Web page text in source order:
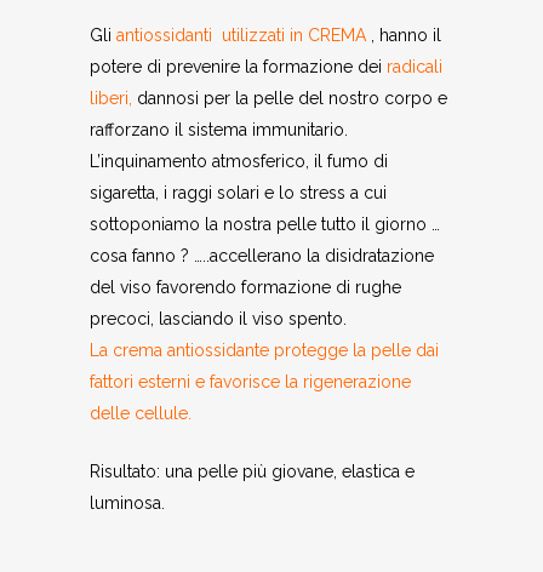
Gli antiossidanti utilizzati in CREMA , hanno il
potere di prevenire la formazione dei radicali
liberi, dannosi per la pelle del nostro corpo e
rafforzano il sistema immunitario.
L’inquinamento atmosferico, il fumo di
sigaretta, i raggi solari e lo stress a cui
sottoponiamo la nostra pelle tutto il giorno …
cosa fanno ? …..accellerano la disidratazione
del viso favorendo formazione di rughe
precoci, lasciando il viso spento.
La crema antiossidante protegge la pelle dai
fattori esterni e favorisce la rigenerazione
delle cellule.
Risultato: una pelle più giovane, elastica e
luminosa.